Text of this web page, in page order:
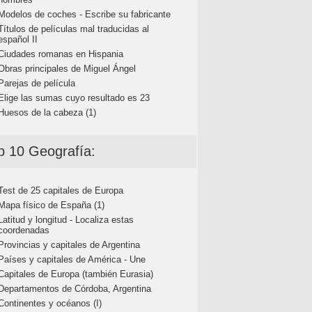
de coches - Escribe su fabricante
de películas mal traducidas al
II
romanas en Hispania
principales de Miguel Ángel
de película
las sumas cuyo resultado es 23
de la cabeza (1)
10 Geografía:
de 25 capitales de Europa
físico de España (1)
y longitud - Localiza estas
y capitales de Argentina
y capitales de América - Une
de Europa (también Eurasia)
de Córdoba, Argentina
y océanos (I)